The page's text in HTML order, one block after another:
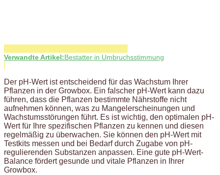
Verwandte Artikel:Bestatter in Umbruchsstimmung
Der pH-Wert ist entscheidend für das Wachstum Ihrer
Pflanzen in der Growbox. Ein falscher pH-Wert kann dazu
führen, dass die Pflanzen bestimmte Nährstoffe nicht
aufnehmen können, was zu Mangelerscheinungen und
Wachstumsstörungen führt. Es ist wichtig, den optimalen pH-
Wert für Ihre spezifischen Pflanzen zu kennen und diesen
regelmäßig zu überwachen. Sie können den pH-Wert mit
Testkits messen und bei Bedarf durch Zugabe von pH-
regulierenden Substanzen anpassen. Eine gute pH-Wert-
Balance fördert gesunde und vitale Pflanzen in Ihrer
Growbox.